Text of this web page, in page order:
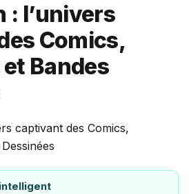
: l’univers
Comics,
Bandes